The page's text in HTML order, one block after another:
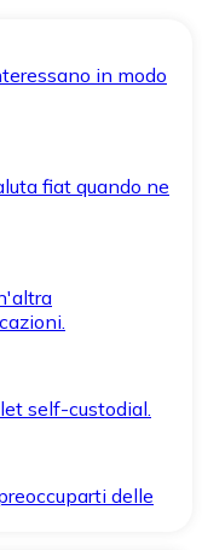
in modo
fiat quando ne
self-custodial.
delle